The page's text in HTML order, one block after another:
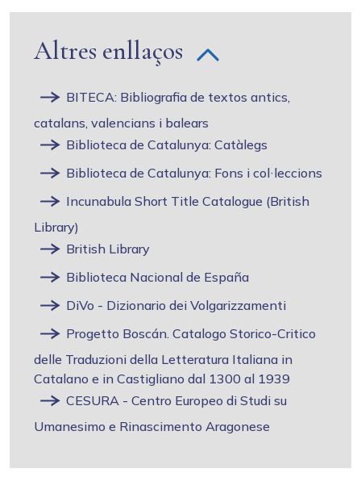
Altres enllaços
BITECA: Bibliografia de textos antics,
catalans, valencians i balears
Biblioteca de Catalunya: Catàlegs
Biblioteca de Catalunya: Fons i col·leccions
Incunabula Short Title Catalogue (British
Library)
British Library
Biblioteca Nacional de España
DiVo - Dizionario dei Volgarizzamenti
Progetto Boscán. Catalogo Storico-Critico
delle Traduzioni della Letteratura Italiana in
Catalano e in Castigliano dal 1300 al 1939
CESURA - Centro Europeo di Studi su
Umanesimo e Rinascimento Aragonese